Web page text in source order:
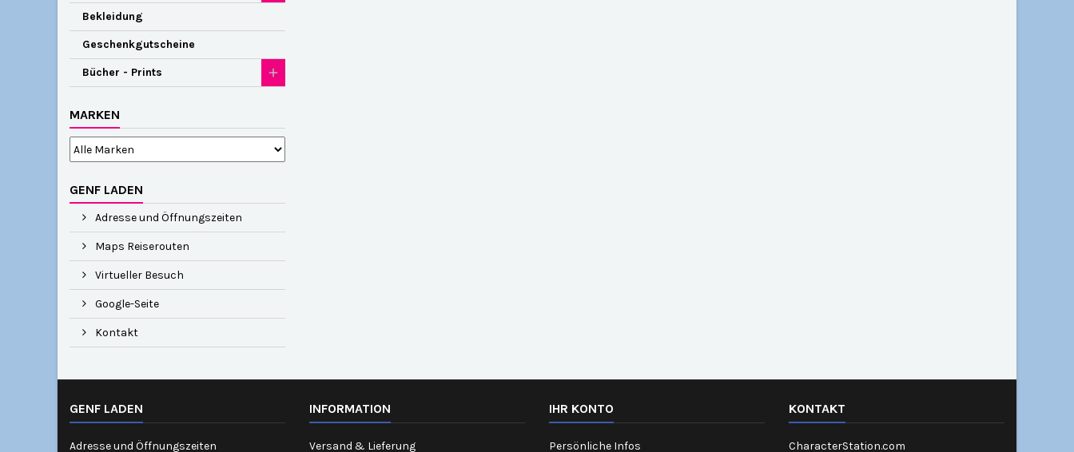
Bekleidung
Geschenkgutscheine
Bücher - Prints
MARKEN
GENF LADEN
Adresse und Öffnungszeiten
Maps Reiserouten
Virtueller Besuch
Google-Seite
Kontakt
GENF LADEN
Adresse und Öffnungszeiten
INFORMATION
Versand & Lieferung
IHR KONTO
Persönliche Infos
KONTAKT
CharacterStation.com